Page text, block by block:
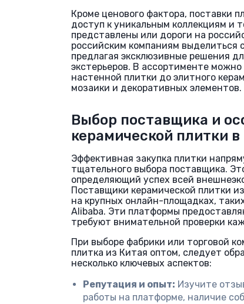
Кроме ценового фактора, поставки
доступ к уникальным коллекциям и
представлены или дороги на
российским компаниям выделиться
предлагая эксклюзивные решения
экстерьеров. В ассортименте
настенной плитки до элитного
мозаики и декоративных элементов.
Выбор поставщика и
керамической плитки в
Эффективная закупка плитки
тщательного выбора поставщика.
определяющий успех всей
Поставщики керамической плитки
на крупных онлайн-площадках,
Alibaba. Эти платформы
требуют внимательной проверки
При выборе фабрики или торговой
плитка из Китая оптом, следует
несколько ключевых аспектов:
Репутация и опыт: Изучите
работы на платформе, наличие